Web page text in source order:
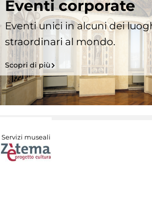
Eventi corporate
Eventi unici in alcuni dei
straordinari al mondo.
Scopri di più
Servizi museali